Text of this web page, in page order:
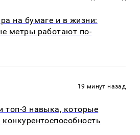
на бумаге и в жизни:
метры работают по-
19 минут назад
топ-3 навыка, которые